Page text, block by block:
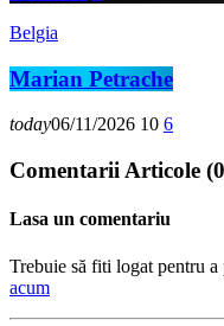
Belgia
Marian Petrache
today06/11/2026 10 6
Comentarii Articole
Lasa un comentariu
Trebuie să fiti logat pentru a
acum